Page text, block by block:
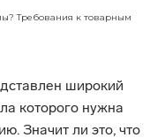
Требования к товарным
широкий
которого нужна
Значит ли это, что